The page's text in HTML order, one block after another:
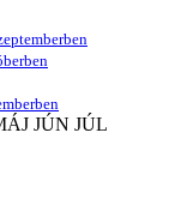
JÚN JÚL